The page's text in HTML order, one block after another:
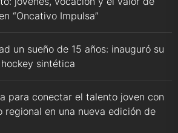
“Oncativo Impulsa”
un sueño de 15 años: inauguró su
sintética
para conectar el talento joven con
en una nueva edición de